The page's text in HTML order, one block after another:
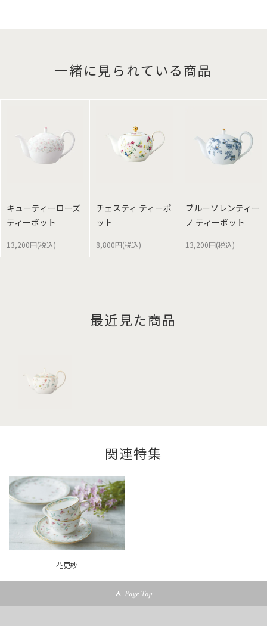
一緒に見られている商品
キューティーローズ
ティーポット
13,200円(税込)
チェスティ ティーポ
ット
8,800円(税込)
ブルーソレンティー
ノ ティーポット
13,200円(税込)
最近見た商品
関連特集
花更紗
Page Top